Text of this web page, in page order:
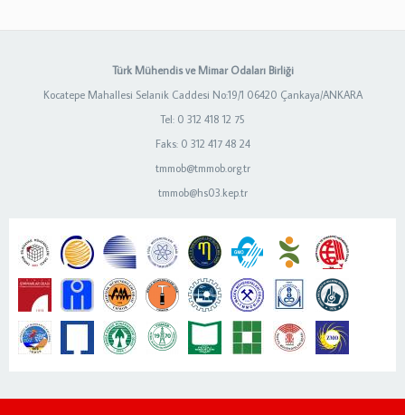
Türk Mühendis ve Mimar Odaları Birliği
Kocatepe Mahallesi Selanik Caddesi No:19/1 06420 Çankaya/ANKARA
Tel: 0 312 418 12 75
Faks: 0 312 417 48 24
tmmob@tmmob.org.tr
tmmob@hs03.kep.tr